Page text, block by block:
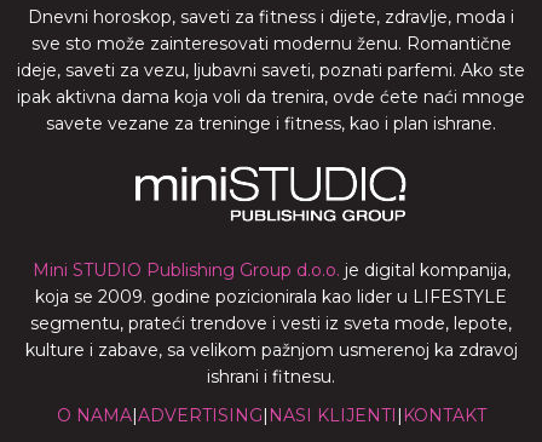
Dnevni horoskop, saveti za fitness i dijete, zdravlje, moda i
sve sto može zainteresovati modernu ženu. Romantične
ideje, saveti za vezu, ljubavni saveti, poznati parfemi. Ako ste
ipak aktivna dama koja voli da trenira, ovde ćete naći mnoge
savete vezane za treninge i fitness, kao i plan ishrane.
Mini STUDIO Publishing Group d.o.o. je digital kompanija,
koja se 2009. godine pozicionirala kao lider u LIFESTYLE
segmentu, prateći trendove i vesti iz sveta mode, lepote,
kulture i zabave, sa velikom pažnjom usmerenoj ka zdravoj
ishrani i fitnesu.
O NAMA|ADVERTISING| NASI KLIJENTI | KONTAKT